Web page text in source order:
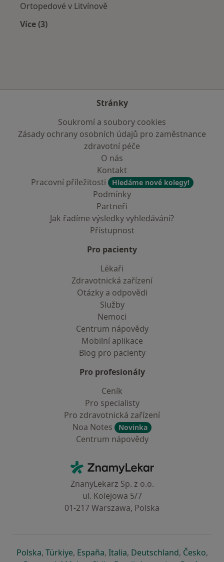
Ortopedové v Litvínově
Více (3)
Stránky
Soukromí a soubory cookies
Zásady ochrany osobních údajů pro zaměstnance
zdravotní péče
O nás
Kontakt
Pracovní příležitosti
Hledáme nové kolegy!
Podmínky
Partneři
Jak řadíme výsledky vyhledávání?
Přístupnost
Pro pacienty
Lékaři
Zdravotnická zařízení
Otázky a odpovědi
Služby
Nemoci
Centrum nápovědy
Mobilní aplikace
Blog pro pacienty
Pro profesionály
Ceník
Pro specialisty
Pro zdravotnická zařízení
Noa Notes
Novinka
Centrum nápovědy
ZnamyLekar - Hlavní stránka
ZnanyLekarz Sp. z o.o.
ul. Kolejowa 5/7
01-217 Warszawa, Polska
Polskase otevře v nové záložce
, Türkiyese otevře v nové záložce
, Españase otevře v nové záložce
, Italiase otevře v nové záložce
, Deutschlandse otevře v
, Českose
,